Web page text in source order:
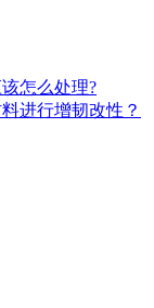
怎么处理?
进行增韧改性？